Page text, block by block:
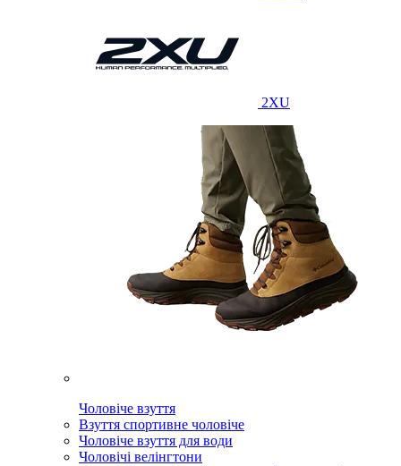
2XU
Чоловіче взуття
Взуття спортивне чоловіче
Чоловіче взуття для води
Чоловічі велінгтони